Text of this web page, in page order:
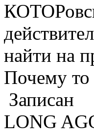
найти на
Почему то
Записан
LONG